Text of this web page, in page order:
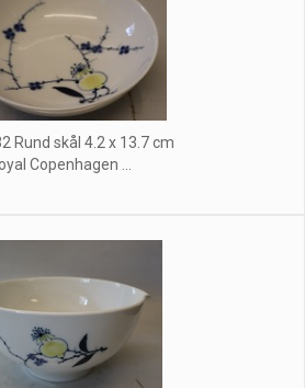
Rund skål 4.2 x 13.7 cm
Copenhagen ...